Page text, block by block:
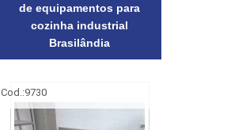
de equipamentos para
cozinha industrial
Brasilândia
Cod.:9730